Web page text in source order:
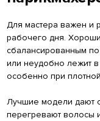
Для мастера важен и
рабочего дня.
сбалансированным
или неудобно лежит в
особенно при
Лучшие модели дают
перегревают волосы